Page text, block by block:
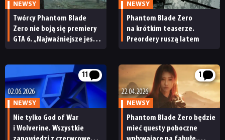
NEWSY
Twórcy Phantom Blade
Zero nie boją się premiery
GTA 6. „Najważniejsze jest
NEWSY
Phantom Blade Zero
na krótkim teaserze.
Preordery ruszą latem
11
02.06.2026
NEWSY
Nie tylko God of War
i Wolverine. Wszystkie
1
22.04.2026
NEWSY
Phantom Blade Zero będzie
mieć questy poboczne